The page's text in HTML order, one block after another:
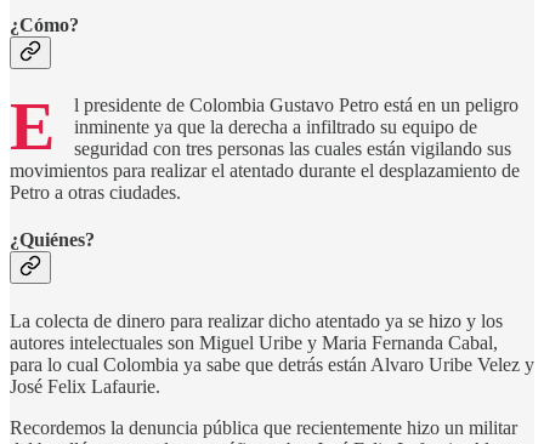
¿Cómo?
E
l presidente de Colombia Gustavo Petro está en un peligro
inminente ya que la derecha a infiltrado su equipo de
seguridad con tres personas las cuales están vigilando sus
movimientos para realizar el atentado durante el desplazamiento de
Petro a otras ciudades.
¿Quiénes?
La colecta de dinero para realizar dicho atentado ya se hizo y los
autores intelectuales son Miguel Uribe y Maria Fernanda Cabal,
para lo cual Colombia ya sabe que detrás están Alvaro Uribe Velez y
José Felix Lafaurie.
Recordemos la denuncia pública que recientemente hizo un militar